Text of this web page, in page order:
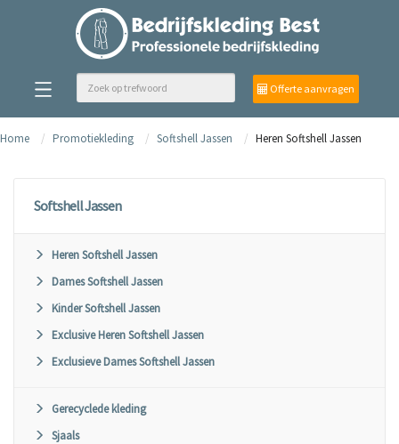
Offerte aanvragen
Home Promotiekleding Softshell Jassen Heren Softshell Jassen
Softshell Jassen
Heren Softshell Jassen
Dames Softshell Jassen
Kinder Softshell Jassen
Exclusive Heren Softshell Jassen
Exclusieve Dames Softshell Jassen
Gerecyclede kleding
Sjaals